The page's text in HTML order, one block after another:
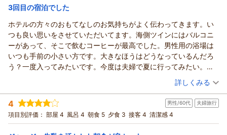
宿泊価格帯： 11,001～12,000円(大人一人あたり/税込)
リードパークリゾート八丈島からの返信
この度は当ホテルをご利用頂き誠にありがとうございます。
初めての八丈島に数ある宿泊施設より当ホテルをお選び頂き、
スタッフ一同大変嬉しく思います。島の北部には現状温泉の湧
き出るところは1か所もなく、沸かし湯ではございますが太平洋
を見渡せる大浴場は当ホテル自慢の設備です。朝食ビュッフェ
はオーシャンビューのレストランでのご提供ですので、時期に
よっては鯨が見えることもございます。
駐車場につきまして貴重なご意見を賜り、誠にありがとうござ
います。地面の凹凸含め、停める車両数も増やせるよう現在対
3回目の宿泊でした
ホテルの方々のおもてなしのお気持ちがよく伝わってきます。い
つも良い思いをさせていただいてます。海側ツインにはバルコニ
ーがあって、そこで飲むコーヒーが最高でした。男性用の浴場は
いつも手前の小さい方です。大きなほうはどうなっているんだろ
う？一度入ってみたいです。今度は夫婦で夏に行ってみたい。ホ
テルにはプールもあるし、島には海水浴場や温泉が多いので楽し
（投稿日：2026/06/06）
宿泊時期： 2026年05月宿泊 (一人旅)
投稿者： あいにく名刺を切らしておりまして・・・さん (男性/60代)
宿泊プラン： ～八丈島の旬の食材満載♪～料理長おまかせの創作和会席が楽
しめる！宿泊プラン【２食付】
ツイン 朝・夕
詳しくみる
4 男性/60代 夫婦旅行
項目別評価： 部屋 4 風呂 4 朝食 5 夕食 3 接客 4 清潔感 4